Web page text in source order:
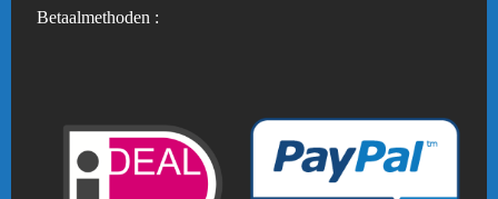
Betaalmethoden :